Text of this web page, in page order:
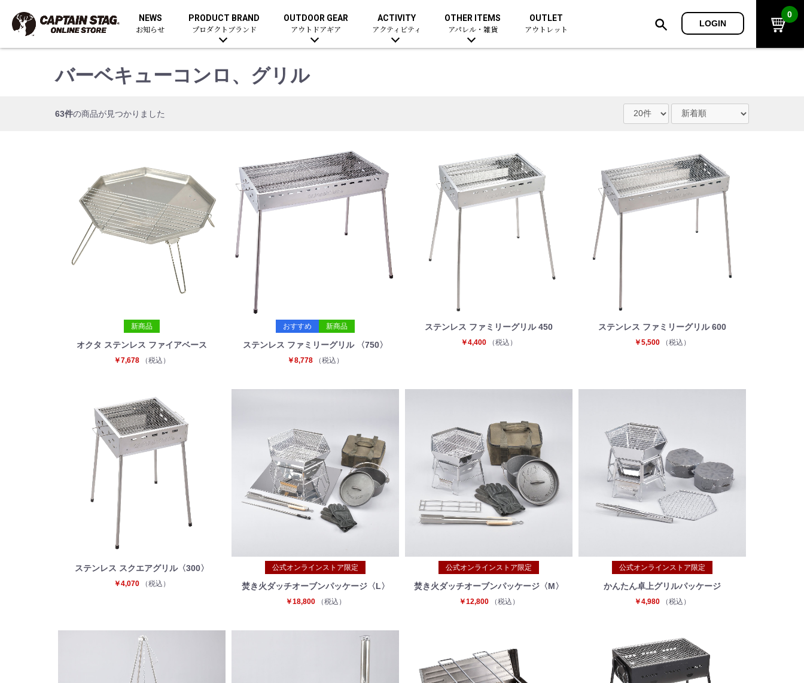
NEWS
お知らせ
PRODUCT BRAND
プロダクトブランド
OUTDOOR GEAR
アウトドアギア
ACTIVITY
アクティビティ
OTHER ITEMS
アパレル・雑貨
OUTLET
アウトレット
LOGIN
0
バーベキューコンロ、グリル
63件の商品が見つかりました
新商品
オクタ ステンレス ファイアベース
￥7,678 （税込）
おすすめ 新商品
ステンレス ファミリーグリル 〈750〉
￥8,778 （税込）
ステンレス ファミリーグリル 450
￥4,400 （税込）
ステンレス ファミリーグリル 600
￥5,500 （税込）
ステンレス スクエアグリル〈300〉
￥4,070 （税込）
公式オンラインストア限定
焚き火ダッチオーブンパッケージ〈L〉
￥18,800 （税込）
公式オンラインストア限定
焚き火ダッチオーブンパッケージ〈M〉
￥12,800 （税込）
公式オンラインストア限定
かんたん卓上グリルパッケージ
￥4,980 （税込）